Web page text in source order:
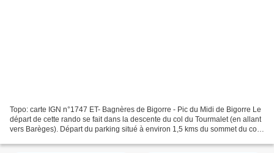
Topo: carte IGN n°1747 ET- Bagnères de Bigorre - Pic du Midi de Bigorre Le
départ de cette rando se fait dans la descente du col du Tourmalet (en allant
vers Barèges). Départ du parking situé à environ 1,5 kms du sommet du col